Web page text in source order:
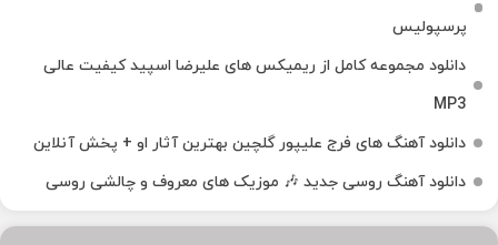
پرسپولیس
دانلود مجموعه کامل از ریمیکس های علیرضا اسپید کیفیت عالی
MP3
دانلود آهنگ های فرج علیپور گلچین بهترین آثار او + پخش آنلاین
دانلود آهنگ روسی جدید 🎶 موزیک‌ های معروف و چالشی روسی